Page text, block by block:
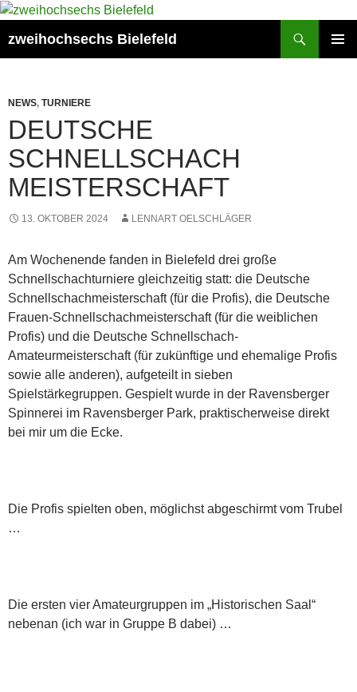
Zum
springen
zweihochsechs Bielefeld
NEWS, TURNIERE
DEUTSCHE
SCHNELLSCHACH
MEISTERSCHAFT
13. OKTOBER 2024 LENNART OELSCHLÄGER
Am Wochenende fanden in Bielefeld drei große
Schnellschachturniere gleichzeitig statt: die Deutsche
Schnellschachmeisterschaft (für die Profis), die Deutsche
Frauen-Schnellschachmeisterschaft (für die weiblichen
Profis) und die Deutsche Schnellschach-
Amateurmeisterschaft (für zukünftige und ehemalige Profis
sowie alle anderen), aufgeteilt in sieben
Spielstärkegruppen. Gespielt wurde in der Ravensberger
Spinnerei im Ravensberger Park, praktischerweise direkt
bei mir um die Ecke.
Die Profis spielten oben, möglichst abgeschirmt vom Trubel
…
Die ersten vier Amateurgruppen im „Historischen Saal“
nebenan (ich war in Gruppe B dabei) …